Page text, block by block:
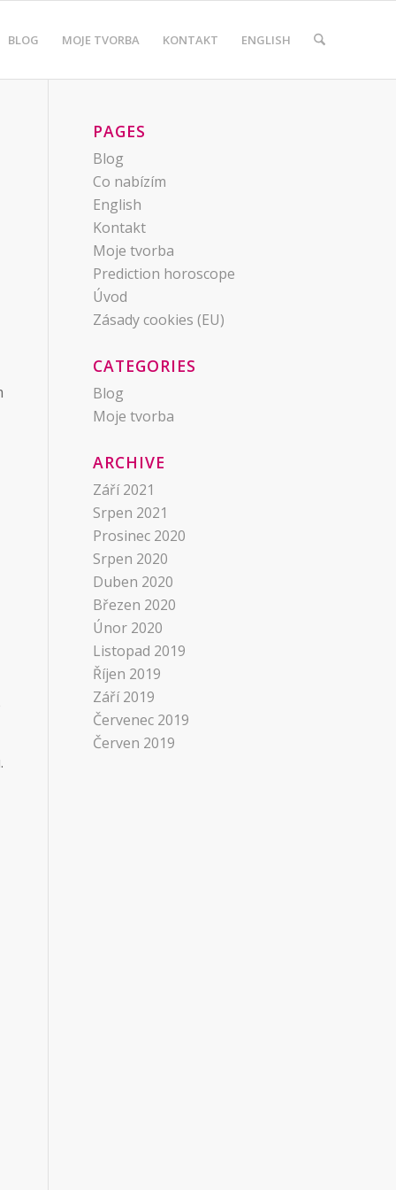
BLOG MOJE TVORBA KONTAKT ENGLISH
PAGES
Blog
Co nabízím
English
Kontakt
Moje tvorba
Prediction horoscope
Úvod
Zásady cookies (EU)
CATEGORIES
Blog
Moje tvorba
ARCHIVE
Září 2021
Srpen 2021
Prosinec 2020
Srpen 2020
Duben 2020
Březen 2020
Únor 2020
Listopad 2019
Říjen 2019
Září 2019
Červenec 2019
Červen 2019